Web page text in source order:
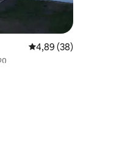
საშუალო შეფასებაა
4,89 (38)